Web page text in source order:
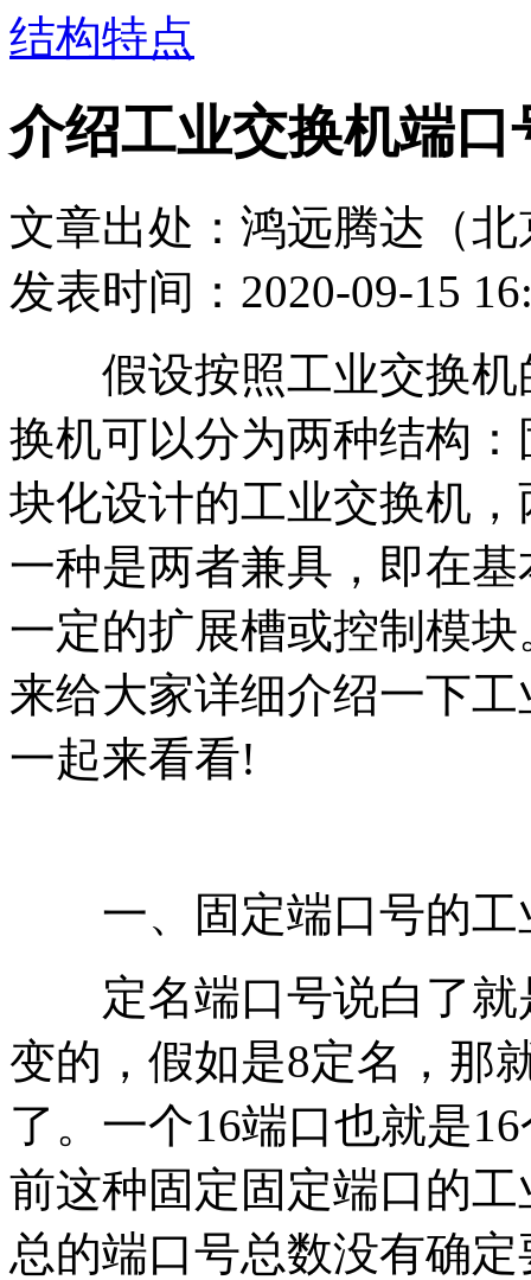
结构特点
介绍工业交换机端口
文章出处：鸿远腾达（
发表时间：2020-09-15
假设按照工业交换机
换机可以分为两种结构
块化设计的工业交换机
一种是两者兼具，即在
一定的扩展槽或控制模
来给大家详细介绍一下
一起来看看!
一、固定端口号的工
定名端口号说白了就
变的，假如是8定名，那
了。一个16端口也就是
前这种固定固定端口的
总的端口号总数没有确